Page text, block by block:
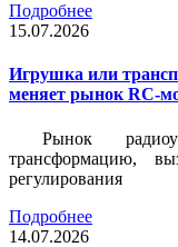
Подробнее
15.07.2026
Игрушка или
меняет рынок RC-
Рынок
трансформацию,
регулирования
Подробнее
14.07.2026